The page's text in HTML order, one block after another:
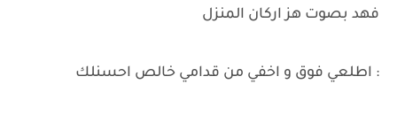
فهد بصوت هز اركان المنزل
: اطلعي فوق و اخفي من قدامي خالص احسنلك